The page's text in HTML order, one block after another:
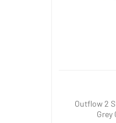
Outflow 2
Grey